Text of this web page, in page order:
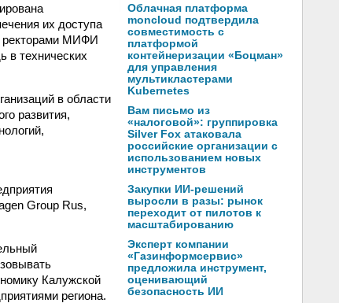
их доступа
ректорами МИФИ
в технических
в области
развития,
Group Rus,
Калужской
региона.
Облачная платформа
moncloud подтвердила
совместимость с
платформой
контейнеризации «Боцман»
для управления
мультикластерами
Kubernetes
Вам письмо из
«налоговой»: группировка
Silver Fox атаковала
российские организации с
использованием новых
инструментов
Закупки ИИ-решений
выросли в разы: рынок
переходит от пилотов к
масштабированию
Эксперт компании
«Газинформсервис»
предложила инструмент,
оценивающий
безопасность ИИ